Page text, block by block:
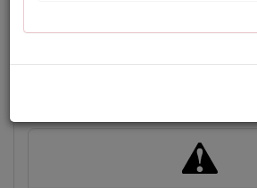
な人身事故を防止するための注意です